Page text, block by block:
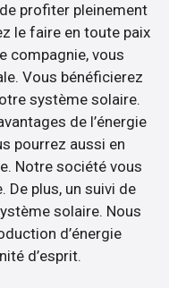
profiter pleinement
le faire en toute paix
compagnie, vous
Vous bénéficierez
système solaire.
de l’énergie
pourrez aussi en
Notre société vous
plus, un suivi de
solaire. Nous
d’énergie
d’esprit.